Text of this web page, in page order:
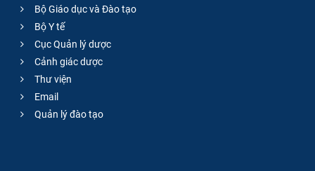
Bộ Giáo dục và Đào tạo
Bộ Y tế
Cục Quản lý dược
Cảnh giác dược
Thư viện
Email
Quản lý đào tạo